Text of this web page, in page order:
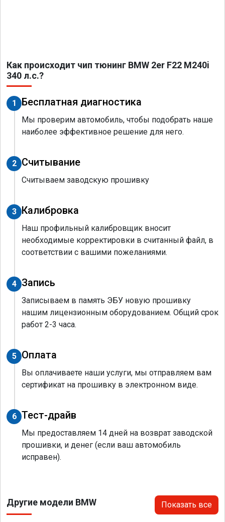
Как происходит чип тюнинг BMW 2er F22 M240i
340 л.с.?
1 Бесплатная диагностика
Мы проверим автомобиль, чтобы подобрать наше
наиболее эффективное решение для него.
2 Считывание
Считываем заводскую прошивку
3 Калибровка
Наш профильный калибровщик вносит
необходимые корректировки в считанный файл, в
соответствии с вашими пожеланиями.
4 Запись
Записываем в память ЭБУ новую прошивку
нашим лицензионным оборудованием. Общий срок
работ 2-3 часа.
5 Оплата
Вы оплачиваете наши услуги, мы отправляем вам
сертификат на прошивку в электронном виде.
6 Тест-драйв
Мы предоставляем 14 дней на возврат заводской
прошивки, и денег (если ваш автомобиль
исправен).
Другие модели BMW Показать все